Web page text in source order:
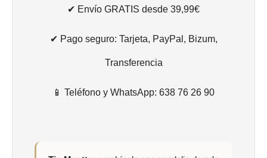
✔ Envío GRATIS desde 39,99€
✔ Pago seguro: Tarjeta, PayPal, Bizum,
Transferencia
📱 Teléfono y WhatsApp: 638 76 26 90